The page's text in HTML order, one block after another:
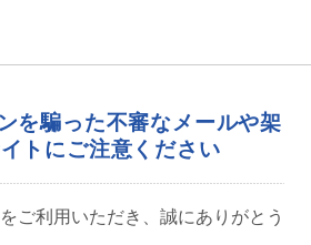
を騙った不審なメールや架
トにご注意ください
ご利用いただき、誠にありがとう